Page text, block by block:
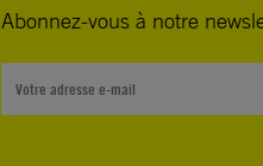
Abonnez-vous à notre